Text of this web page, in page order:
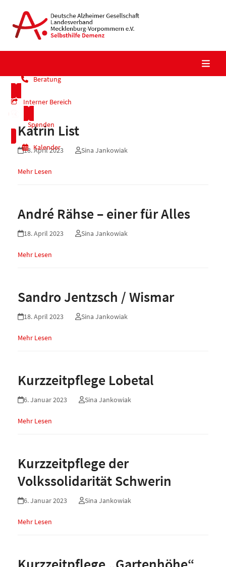
content
Beratung
Interner Bereich
Spenden
Kalender
Katrin List
18. April 2023 Sina Jankowiak
Mehr Lesen
André Rähse – einer für Alles
18. April 2023 Sina Jankowiak
Mehr Lesen
Sandro Jentzsch / Wismar
18. April 2023 Sina Jankowiak
Mehr Lesen
Kurzzeitpflege Lobetal
6. Januar 2023 Sina Jankowiak
Mehr Lesen
Kurzzeitpflege der
Volkssolidarität Schwerin
6. Januar 2023 Sina Jankowiak
Mehr Lesen